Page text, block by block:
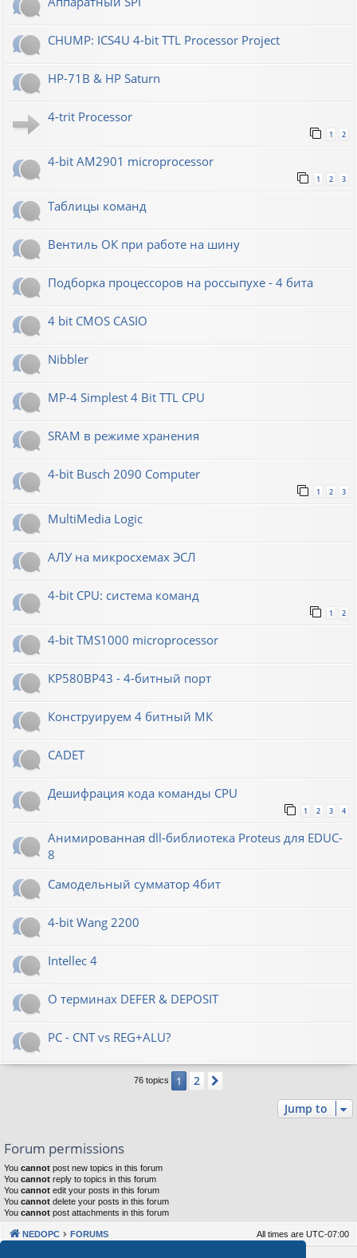
CHUMP: ICS4U 4-bit TTL Processor Project
HP-71B & HP Saturn
4-trit Processor
1 2
4-bit AM2901 microprocessor
1 2 3
Таблицы команд
Вентиль ОК при работе на шину
Подборка процессоров на россыпухе - 4 бита
4 bit CMOS CASIO
Nibbler
MP-4 Simplest 4 Bit TTL CPU
SRAM в режиме хранения
4-bit Busch 2090 Computer
1 2 3
MultiMedia Logic
АЛУ на микросхемах ЭСЛ
4-bit CPU: система команд
1 2
4-bit TMS1000 microprocessor
КР580ВР43 - 4-битный порт
Конструируем 4 битный МК
CADET
Дешифрация кода команды CPU
1 2 3 4
Анимированная dll-библиотека Proteus для EDUC-
8
Самодельный сумматор 4бит
4-bit Wang 2200
Intellec 4
О терминах DEFER & DEPOSIT
PC - CNT vs REG+ALU?
76 topics 1 2
Jump to
Forum permissions
You cannot post new topics in this forum
You cannot reply to topics in this forum
You cannot edit your posts in this forum
You cannot delete your posts in this forum
You cannot post attachments in this forum
NEDOPC FORUMS All times are UTC-07:00